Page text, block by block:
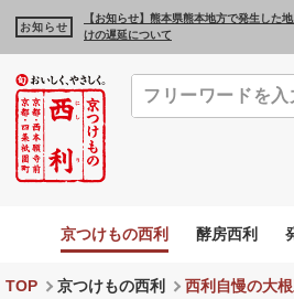
お知らせ
【お知らせ】熊本県熊本地方で発生した
けの遅延について
京つけもの西利 酵房西利
TOP 京つけもの西利 西利自慢の大